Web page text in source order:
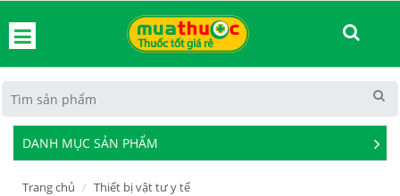
DANH MỤC SẢN PHẨM
See
Trang chủ Thiết bị vật tư y tế